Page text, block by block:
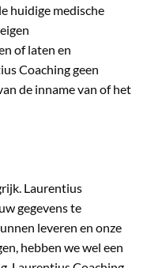
huidige medische
of laten en
Coaching geen
de inname van of het
Laurentius
gegevens te
leveren en onze
hebben we wel een